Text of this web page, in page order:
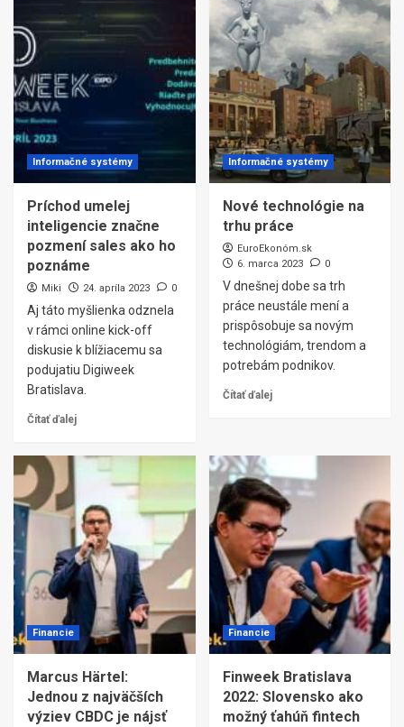
Informačné systémy
Príchod umelej
inteligencie značne
pozmení sales ako ho
poznáme
Miki 24. apríla 2023 0
Aj táto myšlienka odznela
v rámci online kick-off
diskusie k blížiacemu sa
podujatiu Digiweek
Bratislava.
Čítať ďalej
Informačné systémy
Nové technológie na
trhu práce
EuroEkonóm.sk
6. marca 2023
0
V dnešnej dobe sa trh
práce neustále mení a
prispôsobuje sa novým
technológiám, trendom a
potrebám podnikov.
Čítať ďalej
Financie
Marcus Härtel:
Jednou z najväčších
výziev CBDC je nájsť
Financie
Finweek Bratislava
2022: Slovensko ako
možný ťahúň fintech